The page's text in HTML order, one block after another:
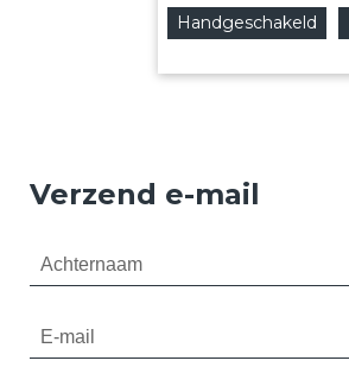
Handgeschakeld
Verzend e-mail